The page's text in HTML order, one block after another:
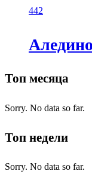
442
Топ месяца
Sorry. No data so far.
Топ недели
Sorry. No data so far.